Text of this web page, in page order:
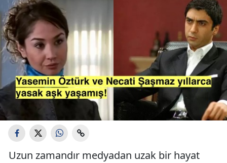
Uzun zamandır medyadan uzak bir hayat